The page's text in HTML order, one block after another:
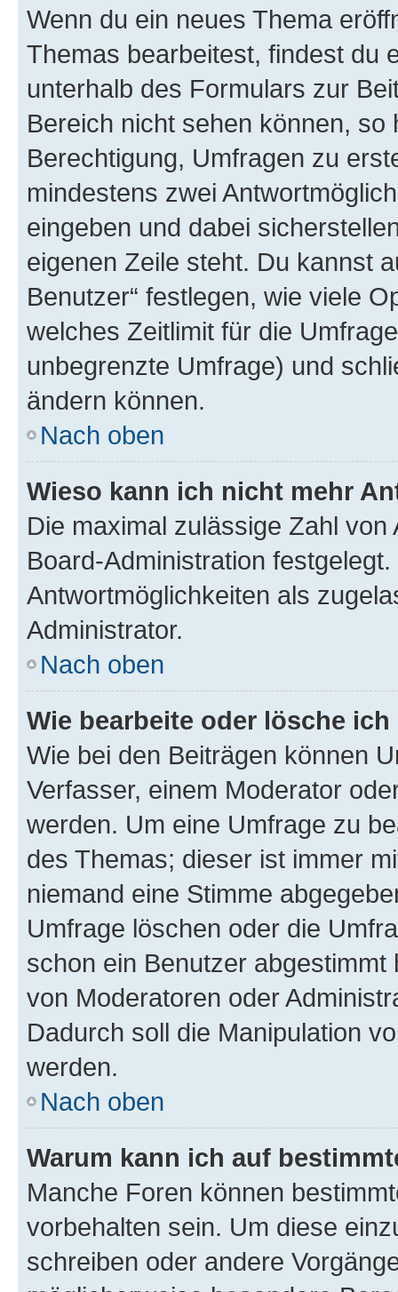
Wenn du ein neues Thema
Themas bearbeitest, findest du
unterhalb des Formulars zur
Bereich nicht sehen können,
Berechtigung, Umfragen zu
mindestens zwei
eingeben und dabei
eigenen Zeile steht. Du kannst
Benutzer“ festlegen, wie viele
welches Zeitlimit für die
unbegrenzte Umfrage) und
ändern können.
Nach oben
Wieso kann ich nicht mehr
Die maximal zulässige Zahl
Board-Administration
Antwortmöglichkeiten als
Administrator.
Nach oben
Wie bearbeite oder lösche
Wie bei den Beiträgen können
Verfasser, einem Moderator
werden. Um eine Umfrage zu
des Themas; dieser ist immer
niemand eine Stimme
Umfrage löschen oder die
schon ein Benutzer
von Moderatoren oder
Dadurch soll die Manipulation
werden.
Nach oben
Warum kann ich auf
Manche Foren können
vorbehalten sein. Um diese
schreiben oder andere